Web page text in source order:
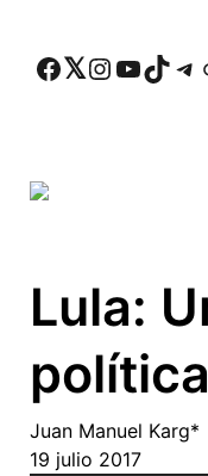
Facebook Twitter Instagram YouTube TikTok Telegram
Lula:
política
Juan Manuel Karg*
19 julio 2017